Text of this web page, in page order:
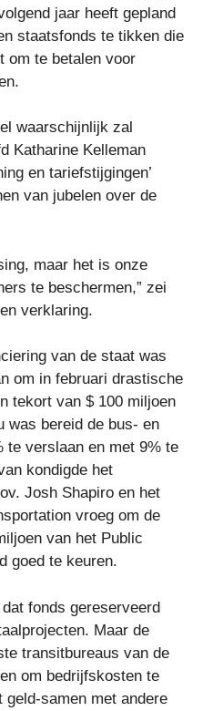
jaar heeft gepland
staatsfonds te tikken die
om te betalen voor
waarschijnlijk zal
Katharine Kelleman
en tariefstijgingen’
van jubelen over de
maar het is onze
te beschermen,” zei
verklaring.
van de staat was
om in februari drastische
​​tekort van $ 100 miljoen
was bereid de bus- en
te verslaan en met 9% te
kondigde het
Josh Shapiro en het
vroeg om de
van het Public
goed te keuren.
fonds gereserveerd
Maar de
transitbureaus van de
om bedrijfskosten te
samen met andere